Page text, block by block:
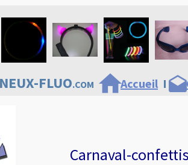
FLUO.COM Accueil I
drafts
home
Carnaval-